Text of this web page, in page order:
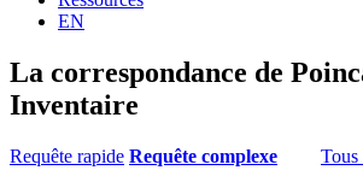
EN
La correspondance de
Inventaire
Requête rapide Requête complexe Tous